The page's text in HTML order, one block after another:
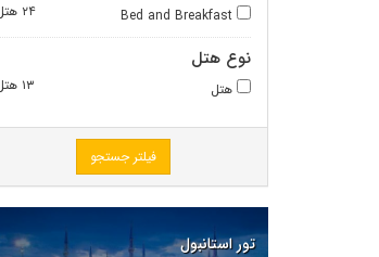
Bed and Breakfast ۲۴ هتل
نوع هتل
هتل ۱۳ هتل
فیلتر جستجو
تور استانبول